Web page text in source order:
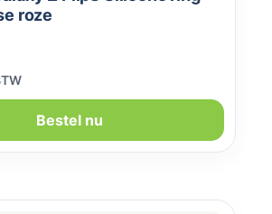
roze
Bestel nu